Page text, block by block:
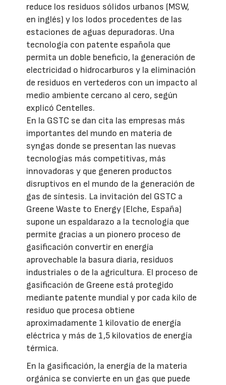
reduce los residuos sólidos urbanos (MSW,
en inglés) y los lodos procedentes de las
estaciones de aguas depuradoras. Una
tecnología con patente española que
permita un doble beneficio, la generación de
electricidad o hidrocarburos y la eliminación
de residuos en vertederos con un impacto al
medio ambiente cercano al cero, según
explicó Centelles.
En la GSTC se dan cita las empresas más
importantes del mundo en materia de
syngas donde se presentan las nuevas
tecnologías más competitivas, más
innovadoras y que generen productos
disruptivos en el mundo de la generación de
gas de síntesis. La invitación del GSTC a
Greene Waste to Energy (Elche, España)
supone un espaldarazo a la tecnología que
permite gracias a un pionero proceso de
gasificación convertir en energía
aprovechable la basura diaria, residuos
industriales o de la agricultura. El proceso de
gasificación de Greene está protegido
mediante patente mundial y por cada kilo de
residuo que procesa obtiene
aproximadamente 1 kilovatio de energía
eléctrica y más de 1,5 kilovatios de energía
térmica.
En la gasificación, la energía de la materia
orgánica se convierte en un gas que puede